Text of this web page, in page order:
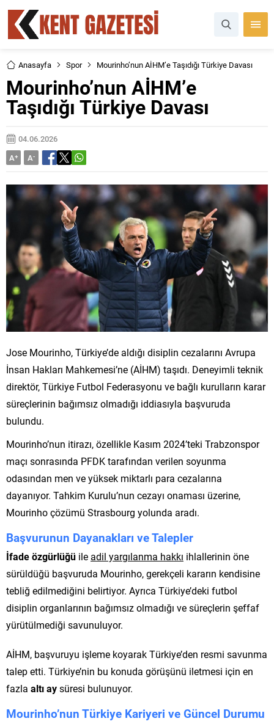
Anasayfa Spor Mourinho’nun AİHM’e Taşıdığı Türkiye Davası
Mourinho’nun AİHM’e
Taşıdığı Türkiye Davası
04.06.2026
A+ A-
Jose Mourinho, Türkiye’de aldığı disiplin cezalarını Avrupa
İnsan Hakları Mahkemesi’ne (AİHM) taşıdı. Deneyimli teknik
direktör, Türkiye Futbol Federasyonu ve bağlı kurulların karar
süreçlerinin bağımsız olmadığı iddiasıyla başvuruda
bulundu.
Mourinho’nun itirazı, özellikle Kasım 2024’teki Trabzonspor
maçı sonrasında PFDK tarafından verilen soyunma
odasından men ve yüksek miktarlı para cezalarına
dayanıyor. Tahkim Kurulu’nun cezayı onaması üzerine,
Mourinho çözümü Strasbourg yolunda aradı.
Başvurunun Dayanakları ve Talepler
İfade özgürlüğü ile adil yargılanma hakkı ihlallerinin öne
sürüldüğü başvuruda Mourinho, gerekçeli kararın kendisine
tebliğ edilmediğini belirtiyor. Ayrıca Türkiye’deki futbol
disiplin organlarının bağımsız olmadığı ve süreçlerin şeffaf
yürütülmediği savunuluyor.
AİHM, başvuruyu işleme koyarak Türkiye’den resmi savunma
talep etti. Türkiye’nin bu konuda görüşünü iletmesi için en
fazla altı aysüresi bulunuyor.
Mourinho’nun Türkiye Kariyeri ve Güncel Durumu